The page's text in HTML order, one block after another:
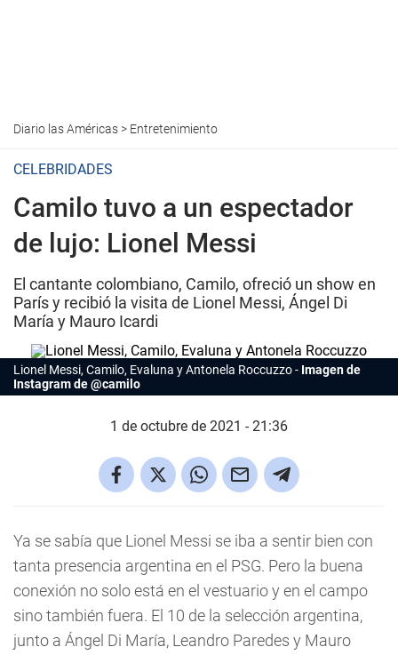
Diario las Américas> Entretenimiento
CELEBRIDADES
Camilo tuvo a un espectador
de lujo: Lionel Messi
El cantante colombiano, Camilo, ofreció un show en
París y recibió la visita de Lionel Messi, Ángel Di
María y Mauro Icardi
Lionel Messi, Camilo, Evaluna y Antonela Roccuzzo
Imagen de
Instagram de @camilo
1 de octubre de 2021 - 21:36
Ya se sabía que Lionel Messi se iba a sentir bien con
tanta presencia argentina en el PSG. Pero la buena
conexión no solo está en el vestuario y en el campo
sino también fuera. El 10 de la selección argentina,
junto a Ángel Di María, Leandro Paredes y Mauro